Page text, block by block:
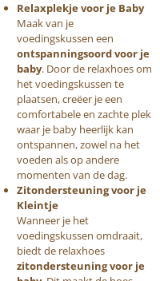
Relaxplekje voor je Baby
Maak van je
voedingskussen een
ontspanningsoord voor je
baby. Door de relaxhoes om
het voedingskussen te
plaatsen, creëer je een
comfortabele en zachte plek
waar je baby heerlijk kan
ontspannen, zowel na het
voeden als op andere
momenten van de dag.
Zitondersteuning voor je
Kleintje
Wanneer je het
voedingskussen omdraait,
biedt de relaxhoes
zitondersteuning voor je